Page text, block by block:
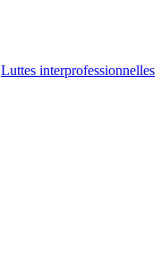
Luttes interprofessionnelles